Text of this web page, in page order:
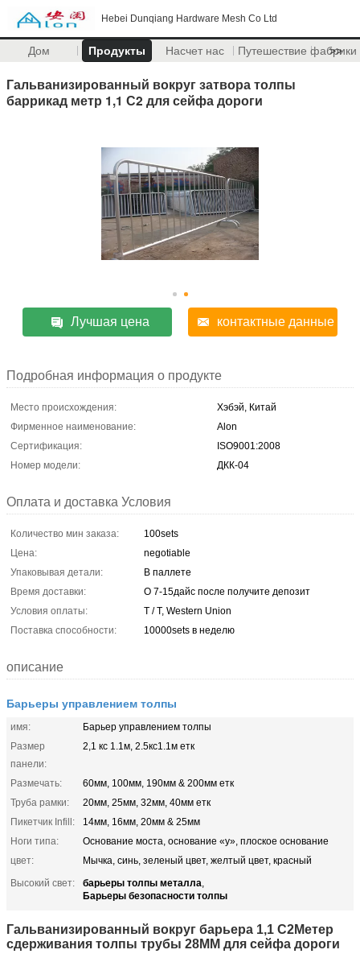
Hebei Dunqiang Hardware Mesh Co Ltd
Дом Продукты Насчет нас Путешествие фабрики
>>
Гальванизированный вокруг затвора толпы
баррикад метр 1,1 С2 для сейфа дороги
Лучшая цена контактные данные
Подробная информация о продукте
Место происхождения:
Хэбэй, Китай
Фирменное наименование:
Alon
Сертификация:
ISO9001:2008
Номер модели:
ДКК-04
Оплата и доставка Условия
Количество мин заказа:
100sets
Цена:
negotiable
Упаковывая детали:
В паллете
Время доставки:
О 7-15дайс после получите депозит
Условия оплаты:
T / T, Western Union
Поставка способности:
10000sets в неделю
описание
Барьеры управлением толпы
имя:
Барьер управлением толпы
Размер
панели:
2,1 кс 1.1м, 2.5кс1.1м етк
Размечать:
60мм, 100мм, 190мм & 200мм етк
Труба рамки:
20мм, 25мм, 32мм, 40мм етк
Пикетчик Infill:
14мм, 16мм, 20мм & 25мм
Ноги типа:
Основание моста, основание «у», плоское основание
цвет:
Мычка, синь, зеленый цвет, желтый цвет, красный
Высокий свет:
барьеры толпы металла,
Барьеры безопасности толпы
Гальванизированный вокруг барьера 1,1 С2Метер
сдерживания толпы трубы 28ММ для сейфа дороги